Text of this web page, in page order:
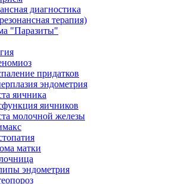
диагностика
терапия)
"Паразиты"
придатков
эндометрия
яичника
яичников
молочной железы
матки
эндометрия